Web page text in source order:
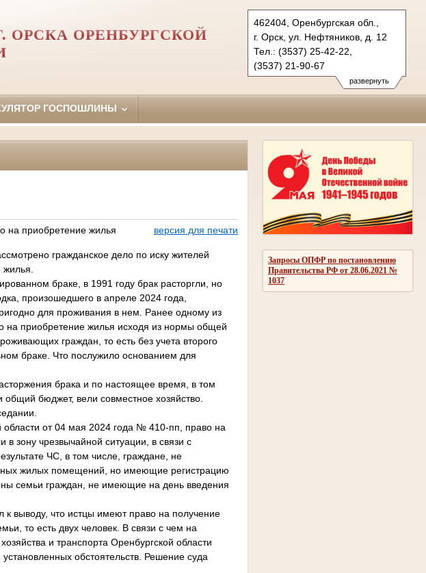
развернуть
462404, Оренбургская обл.,
г. Орск, ул. Нефтяников, д. 12
Тел.: (3537) 25-42-22,
(3537) 21-90-67
oktyabrskyorsk.orb@sudrf.ru
ОРСКА ОРЕНБУРГСКОЙ
ГОСПОШЛИНЫ
Запросы ОПФР по постановлению
Правительства РФ от 28.06.2021 №
1037
на приобретение жилья
версия для печати
гражданское дело по иску жителей
браке, в 1991 году брак расторгли, но
произошедшего в апреле 2024 года,
для проживания в нем. Ранее одному из
на приобретение жилья исходя из нормы общей
граждан, то есть без учета второго
браке. Что послужило основанием для
брака и по настоящее время, в том
бюджет, вели совместное хозяйство.
от 04 мая 2024 года № 410-пп, право на
зону чрезвычайной ситуации, в связи с
ЧС, в том числе, граждане, не
жилых помещений, но имеющие регистрацию
семьи граждан, не имеющие на день введения
выводу, что истцы имеют право на получение
то есть двух человек. В связи с чем на
и транспорта Оренбургской области
обстоятельств. Решение суда